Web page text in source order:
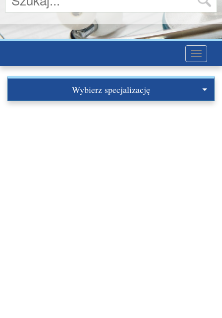
Toggle
Wybierz specjalizację